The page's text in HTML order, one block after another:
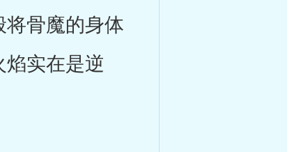
骨魔的身体
实在是逆